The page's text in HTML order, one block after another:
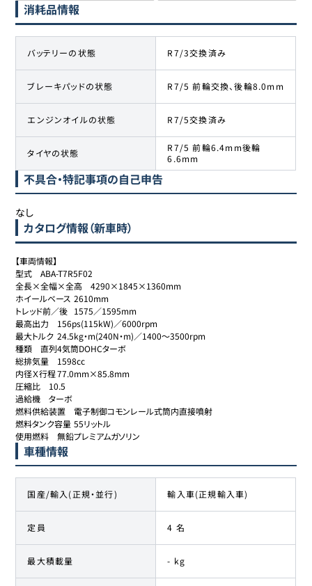
消耗品情報
バッテリーの状態 R7/3交換済み
ブレーキパッドの状態 R7/5 前輪交換、後輪8.0mm
エンジンオイルの状態 R7/5交換済み
タイヤの状態
R7/5 前輪6.4mm後輪
6.6mm
不具合・特記事項の自己申告
なし
カタログ情報（新車時）
【車両情報】
型式	ABA-T7R5F02
全長×全幅×全高	4290×1845×1360mm
ホイールベース	2610mm
トレッド前／後	1575／1595mm
最高出力	156ps(115kW)／6000rpm
最大トルク	24.5kg・m(240N・m)／1400～3500rpm
種類	直列4気筒DOHCターボ
総排気量	1598cc
内径Ｘ行程	77.0mm×85.8mm
圧縮比	10.5
過給機	ターボ
燃料供給装置	電子制御コモンレール式筒内直接噴射
燃料タンク容量	55リットル
使用燃料	無鉛プレミアムガソリン
車種情報
国産/輸入(正規・並行) 輸入車(正規輸入車)
定員 4 名
最大積載量 - kg